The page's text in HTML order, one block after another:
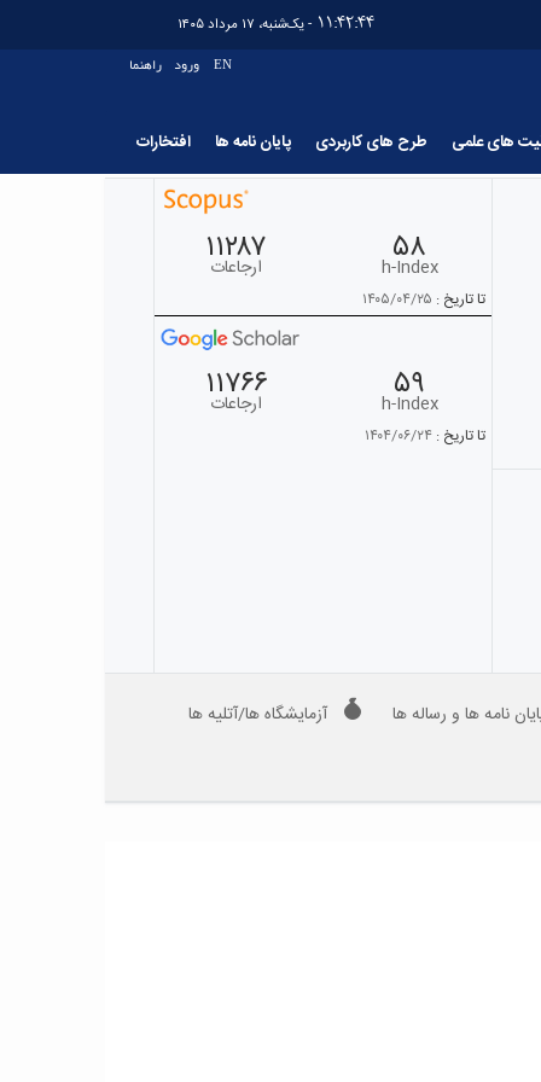
11:42:44 - یک‌شنبه، ۱۷ مرداد ۱۴۰۵
EN ورود راهنما
های علمی طرح های کاربردی پایان نامه ها افتخارات
۱۱۲۸۷
ارجاعات ۵۸
h-Index
تا تاریخ : ۱۴۰۵/۰۴/۲۵
۱۱۷۶۶
ارجاعات ۵۹
h-Index
تا تاریخ : ۱۴۰۴/۰۶/۲۴
نامه ها و رساله ها آزمایشگاه ها/آتلیه ها